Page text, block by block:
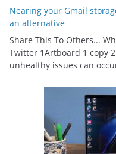
Nearing your Gmail
an alternative
Share This To Others...
Twitter 1Artboard 1 copy
unhealthy issues can